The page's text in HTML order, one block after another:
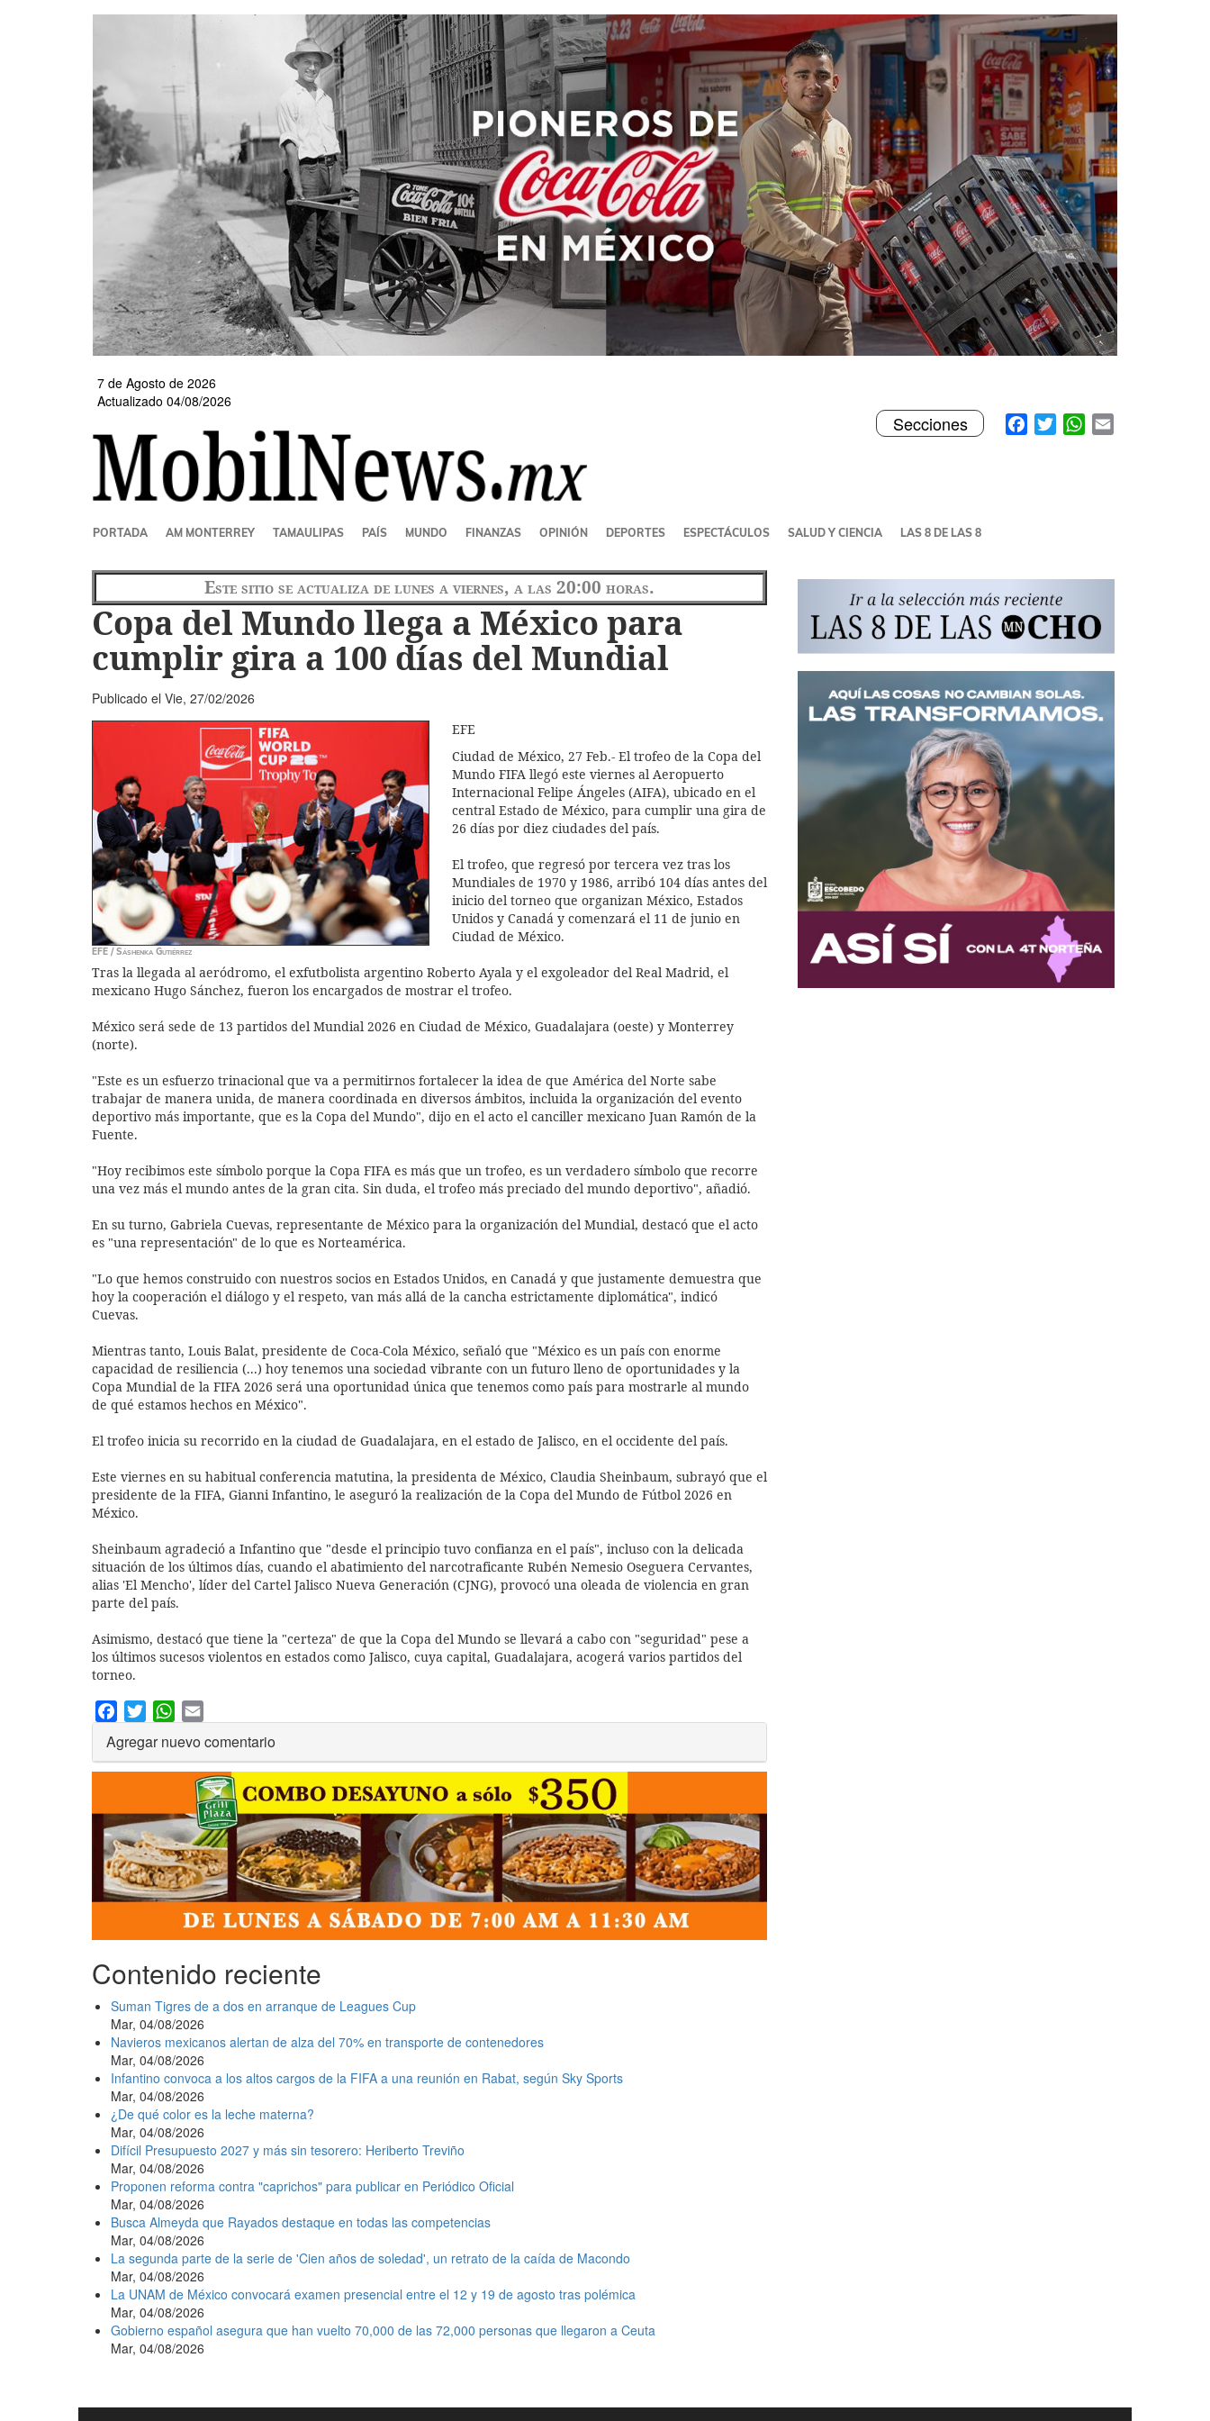
7 de Agosto de 2026
Actualizado 04/08/2026
Facebook
TwitterWhatsApp
Toggle
navigation
Secciones
SECCIONES
PORTADA AM MONTERREY TAMAULIPAS PAÍS MUNDO FINANZAS OPINIÓN DEPORTES ESPECTÁCULOS SALUD Y CIENCIA LAS 8 DE LAS 8
Este sitio se actualiza de lunes a viernes, a las 20:00 horas.
Copa del Mundo llega a México para
cumplir gira a 100 días del Mundial
Publicado el Vie, 27/02/2026
EFE / Sáshenka Gutiérrez
EFE
Ciudad de México, 27 Feb.- El trofeo de la Copa del
Mundo FIFA llegó este viernes al Aeropuerto
Internacional Felipe Ángeles (AIFA), ubicado en el
central Estado de México, para cumplir una gira de
26 días por diez ciudades del país.
El trofeo, que regresó por tercera vez tras los
Mundiales de 1970 y 1986, arribó 104 días antes del
inicio del torneo que organizan México, Estados
Unidos y Canadá y comenzará el 11 de junio en
Ciudad de México.
Tras la llegada al aeródromo, el exfutbolista argentino Roberto Ayala y el exgoleador del Real Madrid, el
mexicano Hugo Sánchez, fueron los encargados de mostrar el trofeo.
México será sede de 13 partidos del Mundial 2026 en Ciudad de México, Guadalajara (oeste) y Monterrey
(norte).
"Este es un esfuerzo trinacional que va a permitirnos fortalecer la idea de que América del Norte sabe
trabajar de manera unida, de manera coordinada en diversos ámbitos, incluida la organización del evento
deportivo más importante, que es la Copa del Mundo", dijo en el acto el canciller mexicano Juan Ramón de la
Fuente.
"Hoy recibimos este símbolo porque la Copa FIFA es más que un trofeo, es un verdadero símbolo que recorre
una vez más el mundo antes de la gran cita. Sin duda, el trofeo más preciado del mundo deportivo", añadió.
En su turno, Gabriela Cuevas, representante de México para la organización del Mundial, destacó que el acto
es "una representación" de lo que es Norteamérica.
"Lo que hemos construido con nuestros socios en Estados Unidos, en Canadá y que justamente demuestra que
hoy la cooperación el diálogo y el respeto, van más allá de la cancha estrictamente diplomática", indicó
Cuevas.
Mientras tanto, Louis Balat, presidente de Coca-Cola México, señaló que "México es un país con enorme
capacidad de resiliencia (...) hoy tenemos una sociedad vibrante con un futuro lleno de oportunidades y la
Copa Mundial de la FIFA 2026 será una oportunidad única que tenemos como país para mostrarle al mundo
de qué estamos hechos en México".
El trofeo inicia su recorrido en la ciudad de Guadalajara, en el estado de Jalisco, en el occidente del país.
Este viernes en su habitual conferencia matutina, la presidenta de México, Claudia Sheinbaum, subrayó que el
presidente de la FIFA, Gianni Infantino, le aseguró la realización de la Copa del Mundo de Fútbol 2026 en
México.
Sheinbaum agradeció a Infantino que "desde el principio tuvo confianza en el país", incluso con la delicada
situación de los últimos días, cuando el abatimiento del narcotraficante Rubén Nemesio Oseguera Cervantes,
alias 'El Mencho', líder del Cartel Jalisco Nueva Generación (CJNG), provocó una oleada de violencia en gran
parte del país.
Asimismo, destacó que tiene la "certeza" de que la Copa del Mundo se llevará a cabo con "seguridad" pese a
los últimos sucesos violentos en estados como Jalisco, cuya capital, Guadalajara, acogerá varios partidos del
torneo.
Facebook
TwitterWhatsApp
Agregar nuevo comentario
Contenido reciente
Suman Tigres de a dos en arranque de Leagues Cup
Mar, 04/08/2026
Navieros mexicanos alertan de alza del 70% en transporte de contenedores
Mar, 04/08/2026
Infantino convoca a los altos cargos de la FIFA a una reunión en Rabat, según Sky Sports
Mar, 04/08/2026
¿De qué color es la leche materna?
Mar, 04/08/2026
Difícil Presupuesto 2027 y más sin tesorero: Heriberto Treviño
Mar, 04/08/2026
Proponen reforma contra "caprichos" para publicar en Periódico Oficial
Mar, 04/08/2026
Busca Almeyda que Rayados destaque en todas las competencias
Mar, 04/08/2026
La segunda parte de la serie de 'Cien años de soledad', un retrato de la caída de Macondo
Mar, 04/08/2026
La UNAM de México convocará examen presencial entre el 12 y 19 de agosto tras polémica
Mar, 04/08/2026
Gobierno español asegura que han vuelto 70,000 de las 72,000 personas que llegaron a Ceuta
Mar, 04/08/2026